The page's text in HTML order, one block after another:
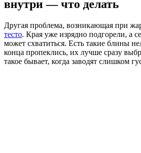
внутри — что делать
Другая проблема, возникающая при
тесто. Края уже изрядно подгорели, а
может схватиться. Есть такие блины
конца пропеклись, их лучше сразу
такое бывает, когда заводят слишком